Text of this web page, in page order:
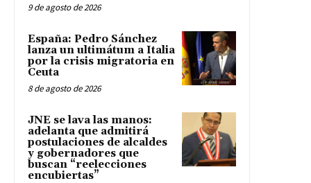
9 de agosto de 2026
España: Pedro Sánchez
lanza un ultimátum a Italia
por la crisis migratoria en
Ceuta
8 de agosto de 2026
JNE se lava las manos:
adelanta que admitirá
postulaciones de alcaldes
y gobernadores que
buscan “reelecciones
encubiertas”